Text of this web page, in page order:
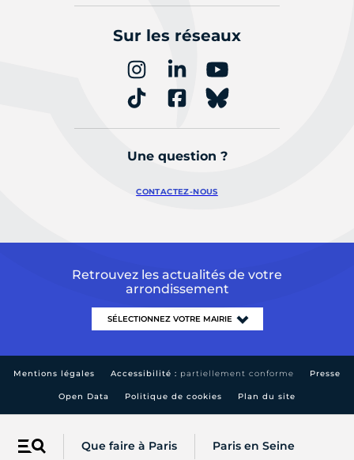
Menu Que faire à Paris Paris en Seine
Sur les réseaux
Une question ?
CONTACTEZ-NOUS
Retrouvez les actualités de votre
arrondissement
Mentions légales Accessibilité : partiellement conforme Presse
Open Data Politique de cookies Plan du site